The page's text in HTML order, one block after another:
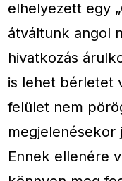
elhelyezett egy
átváltunk angol
hivatkozás
is lehet bérletet
felület nem
megjelenésekor
Ennek ellenére